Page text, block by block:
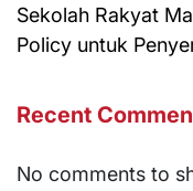
Sekolah Rakyat
Policy untuk
Recent
No comments to